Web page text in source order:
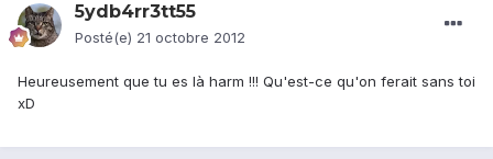
5ydb4rr3tt55
Posté(e) 21 octobre 2012
Heureusement que tu es là harm !!! Qu'est-ce qu'on ferait sans toi
xD